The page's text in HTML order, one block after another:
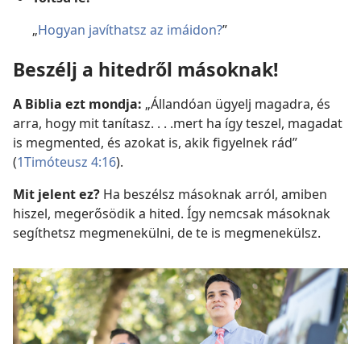
„Hogyan javíthatsz az imáidon?”
Beszélj a hitedről másoknak!
A Biblia ezt mondja: „Állandóan ügyelj magadra, és
arra, hogy mit tanítasz. . . .mert ha így teszel, magadat
is megmented, és azokat is, akik figyelnek rád”
(1Timóteusz 4:16).
Mit jelent ez? Ha beszélsz másoknak arról, amiben
hiszel, megerősödik a hited. Így nemcsak másoknak
segíthetsz megmenekülni, de te is megmenekülsz.